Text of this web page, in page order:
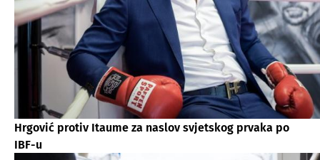
Hrgović protiv Itaume za naslov svjetskog prvaka po
IBF-u